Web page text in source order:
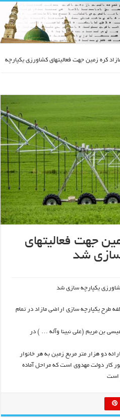
کره زمین جهت فعالیتهای کشاورزی یکپارچه
جهت فعالیتهای
سازی شد
یکپارچه سازی شد
بی وقفه طرح یکپارچه سازی اراضی مازاد در تمام
بن مریم (علی نبینا وآله … ) در
دو هزار متر مربع زمین به هر خانوار
کار دولت مهدوی است که مراحل آماده
است